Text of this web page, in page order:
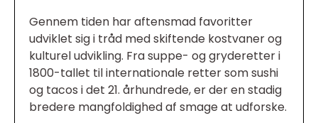
Gennem tiden har aftensmad favoritter
udviklet sig i tråd med skiftende kostvaner og
kulturel udvikling. Fra suppe- og gryderetter i
1800-tallet til internationale retter som sushi
og tacos i det 21. århundrede, er der en stadig
bredere mangfoldighed af smage at udforske.